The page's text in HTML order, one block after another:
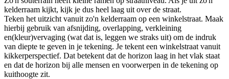
kelderraam kijkt, kijk je dus heel laag uit over de straat.
Teken het uitzicht vanuit zo'n kelderraam op een winkelstraat. Maak
hierbij gebruik van afsnijding, overlapping, verkleining
en(kleur)vervaging (wat dat is, leggen we straks uit) om de indruk
van diepte te geven in je tekening. Je tekent een winkelstraat vanuit
kikkerperspectief. Dat betekent dat de horizon laag in het vlak staat
en dat de horizon bij alle mensen en voorwerpen in de tekening op
kuithoogte zit.